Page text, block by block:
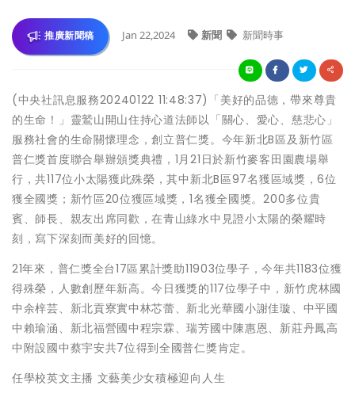
推廣新聞稿 Jan 22,2024 新聞 新聞時事
(中央社訊息服務20240122 11:48:37)「美好的品德，帶來尊貴
的生命！」靈鷲山開山住持心道法師以「關心、愛心、慈悲心」
服務社會的生命關懷理念，創立普仁獎。今年新北B區及新竹區
普仁獎首度聯合舉辦頒獎典禮，1月21日於新竹麥客田園農場舉
行，共117位小太陽獲此殊榮，其中新北B區97名獲區域獎，6位
獲全國獎；新竹區20位獲區域獎，1名獲全國獎。200多位貴
賓、師長、親友出席同歡，在青山綠水中見證小太陽的榮耀時
刻，寫下深刻而美好的回憶。
21年來，普仁獎全台17區累計獎助11903位學子，今年共1183位獲
得殊榮，人數創歷年新高。今日獲獎的117位學子中，新竹虎林國
中余梓芸、新北貢寮實中林芯蕾、新北光華國小謝佳璇、中平國
中賴瑜涵、新北福營國中程宗霖、瑞芳國中陳惠恩、新莊丹鳳高
中附設國中蔡宇安共7位得到全國普仁獎肯定。
任學校英文主播 文藝美少女積極迎向人生